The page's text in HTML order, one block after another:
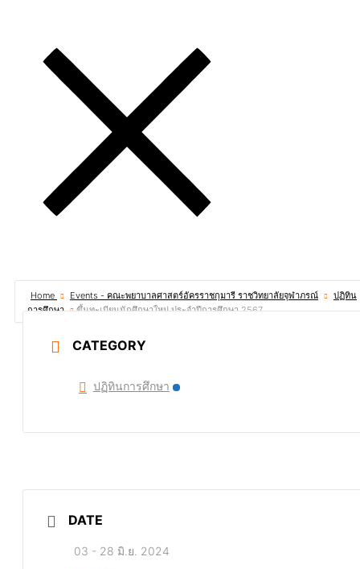
Home Events - คณะพยาบาลศาสตร์อัครราชกุมารี ราชวิทยาลัยจุฬาภรณ์
ปฏิทิน
การศึกษา
ขึ้นทะเบียนนักศึกษาใหม่ ประจำปีการศึกษา 2567
CATEGORY
ปฏิทินการศึกษา
DATE
03 - 28 มิ.ย. 2024